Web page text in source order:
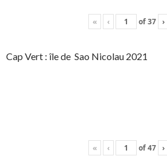
« ‹ of37 ›
Cap Vert : île de Sao Nicolau 2021
« ‹ of47 ›